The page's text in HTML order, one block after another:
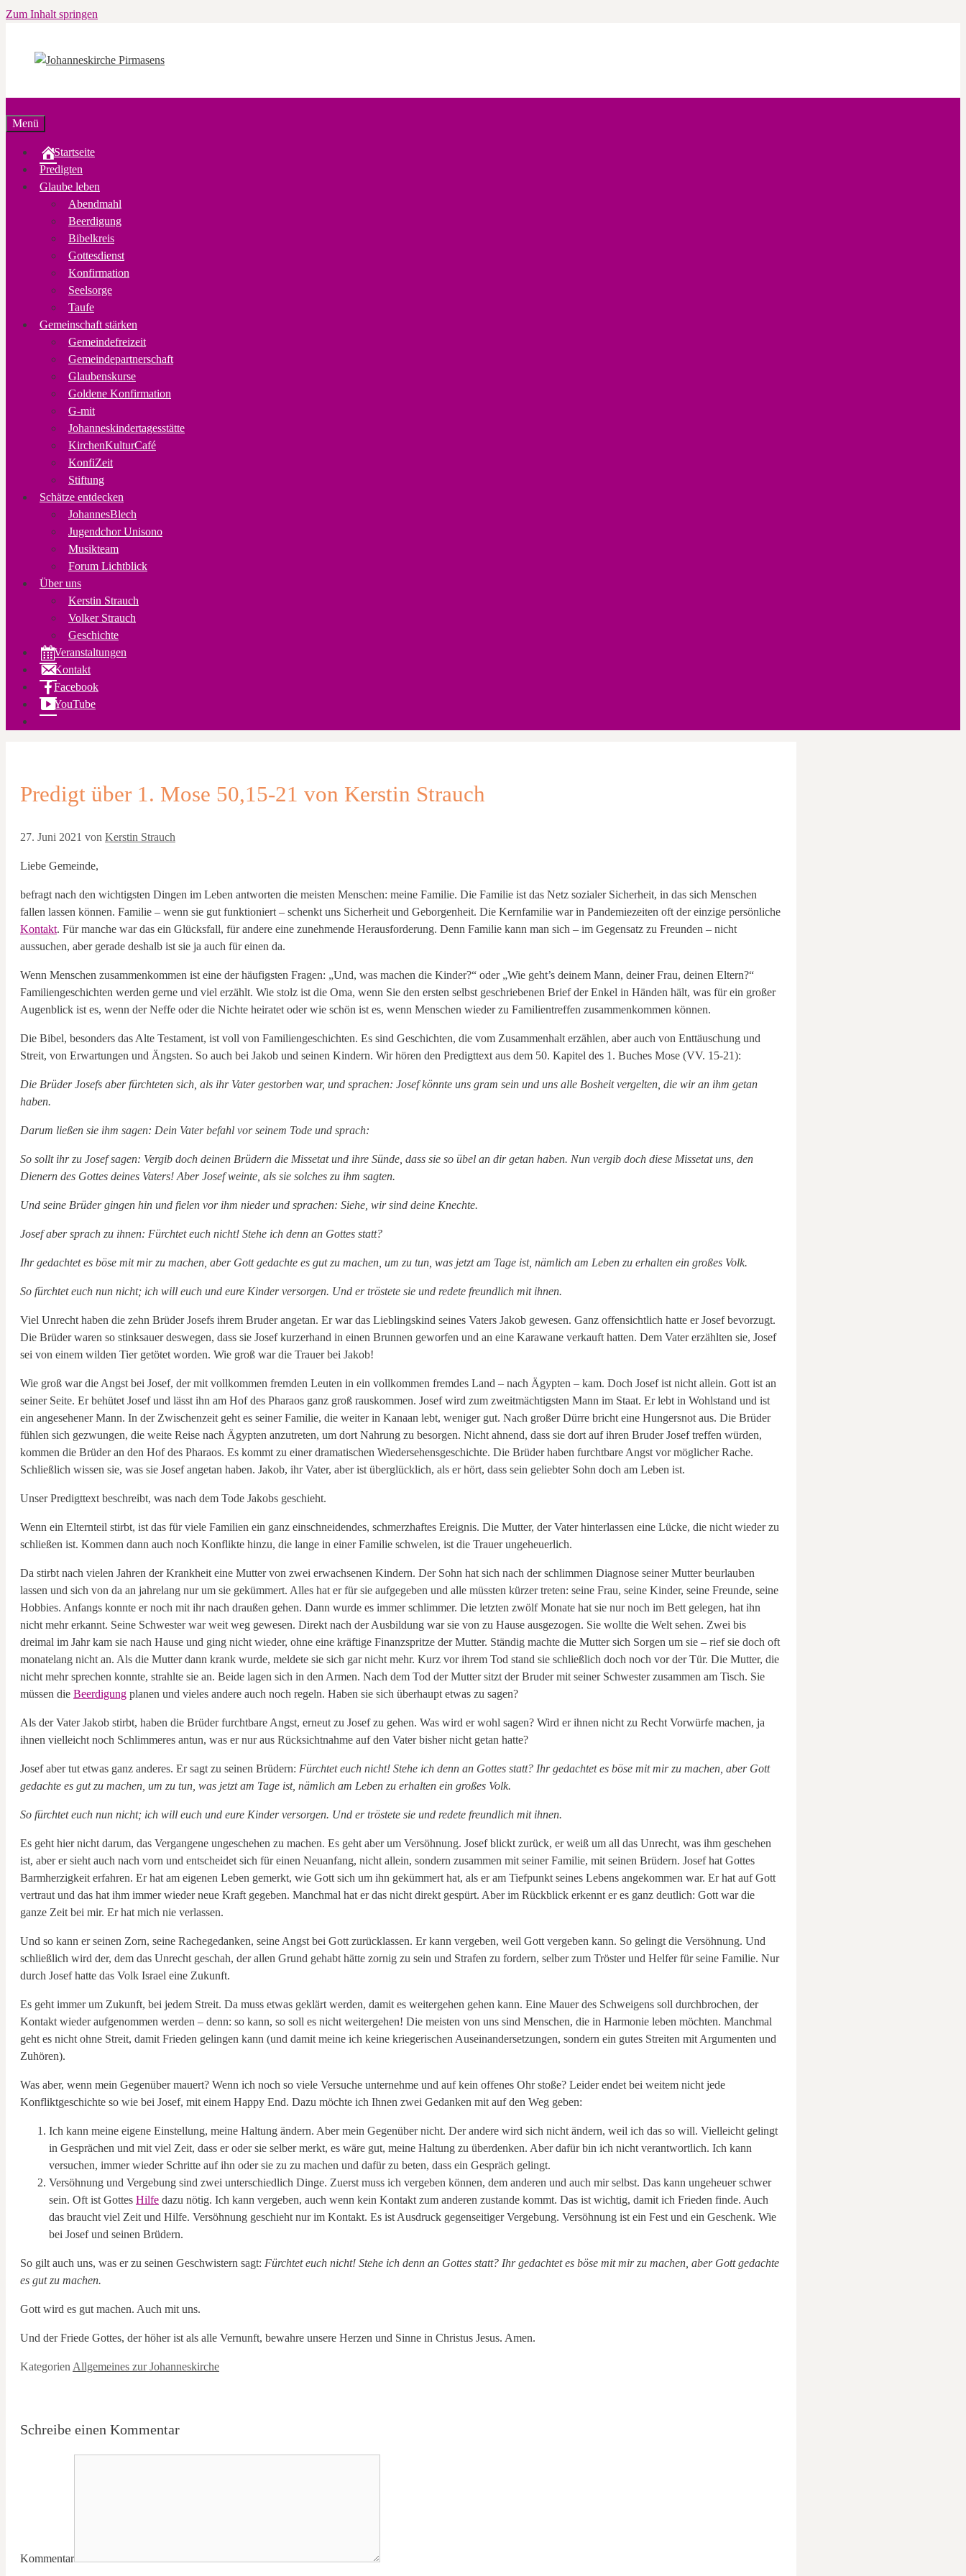
Zum Inhalt springen
Menü
Startseite
Predigten
Glaube leben
Abendmahl
Beerdigung
Bibelkreis
Gottesdienst
Konfirmation
Seelsorge
Taufe
Gemeinschaft stärken
Gemeindefreizeit
Gemeindepartnerschaft
Glaubenskurse
Goldene Konfirmation
G-mit
Johanneskindertagesstätte
KirchenKulturCafé
KonfiZeit
Stiftung
Schätze entdecken
JohannesBlech
Jugendchor Unisono
Musikteam
Forum Lichtblick
Über uns
Kerstin Strauch
Volker Strauch
Geschichte
Veranstaltungen
Kontakt
Facebook
YouTube
Predigt über 1. Mose 50,15-21 von Kerstin Strauch
27. Juni 2021 von Kerstin Strauch
Liebe Gemeinde,
befragt nach den wichtigsten Dingen im Leben antworten die meisten Menschen: meine Familie. Die Familie ist das Netz sozialer Sicherheit, in das sich Menschen
fallen lassen können. Familie – wenn sie gut funktioniert – schenkt uns Sicherheit und Geborgenheit. Die Kernfamilie war in Pandemiezeiten oft der einzige persönliche
Kontakt. Für manche war das ein Glücksfall, für andere eine zunehmende Herausforderung. Denn Familie kann man sich – im Gegensatz zu Freunden – nicht
aussuchen, aber gerade deshalb ist sie ja auch für einen da.
Wenn Menschen zusammenkommen ist eine der häufigsten Fragen: „Und, was machen die Kinder?“ oder „Wie geht’s deinem Mann, deiner Frau, deinen Eltern?“
Familiengeschichten werden gerne und viel erzählt. Wie stolz ist die Oma, wenn Sie den ersten selbst geschriebenen Brief der Enkel in Händen hält, was für ein großer
Augenblick ist es, wenn der Neffe oder die Nichte heiratet oder wie schön ist es, wenn Menschen wieder zu Familientreffen zusammenkommen können.
Die Bibel, besonders das Alte Testament, ist voll von Familiengeschichten. Es sind Geschichten, die vom Zusammenhalt erzählen, aber auch von Enttäuschung und
Streit, von Erwartungen und Ängsten. So auch bei Jakob und seinen Kindern. Wir hören den Predigttext aus dem 50. Kapitel des 1. Buches Mose (VV. 15-21):
Die Brüder Josefs aber fürchteten sich, als ihr Vater gestorben war, und sprachen: Josef könnte uns gram sein und uns alle Bosheit vergelten, die wir an ihm getan
haben.
Darum ließen sie ihm sagen: Dein Vater befahl vor seinem Tode und sprach:
So sollt ihr zu Josef sagen: Vergib doch deinen Brüdern die Missetat und ihre Sünde, dass sie so übel an dir getan haben. Nun vergib doch diese Missetat uns, den
Dienern des Gottes deines Vaters! Aber Josef weinte, als sie solches zu ihm sagten.
Und seine Brüder gingen hin und fielen vor ihm nieder und sprachen: Siehe, wir sind deine Knechte.
Josef aber sprach zu ihnen: Fürchtet euch nicht! Stehe ich denn an Gottes statt?
Ihr gedachtet es böse mit mir zu machen, aber Gott gedachte es gut zu machen, um zu tun, was jetzt am Tage ist, nämlich am Leben zu erhalten ein großes Volk.
So fürchtet euch nun nicht; ich will euch und eure Kinder versorgen. Und er tröstete sie und redete freundlich mit ihnen.
Viel Unrecht haben die zehn Brüder Josefs ihrem Bruder angetan. Er war das Lieblingskind seines Vaters Jakob gewesen. Ganz offensichtlich hatte er Josef bevorzugt.
Die Brüder waren so stinksauer deswegen, dass sie Josef kurzerhand in einen Brunnen geworfen und an eine Karawane verkauft hatten. Dem Vater erzählten sie, Josef
sei von einem wilden Tier getötet worden. Wie groß war die Trauer bei Jakob!
Wie groß war die Angst bei Josef, der mit vollkommen fremden Leuten in ein vollkommen fremdes Land – nach Ägypten – kam. Doch Josef ist nicht allein. Gott ist an
seiner Seite. Er behütet Josef und lässt ihn am Hof des Pharaos ganz groß rauskommen. Josef wird zum zweitmächtigsten Mann im Staat. Er lebt in Wohlstand und ist
ein angesehener Mann. In der Zwischenzeit geht es seiner Familie, die weiter in Kanaan lebt, weniger gut. Nach großer Dürre bricht eine Hungersnot aus. Die Brüder
fühlen sich gezwungen, die weite Reise nach Ägypten anzutreten, um dort Nahrung zu besorgen. Nicht ahnend, dass sie dort auf ihren Bruder Josef treffen würden,
kommen die Brüder an den Hof des Pharaos. Es kommt zu einer dramatischen Wiedersehensgeschichte. Die Brüder haben furchtbare Angst vor möglicher Rache.
Schließlich wissen sie, was sie Josef angetan haben. Jakob, ihr Vater, aber ist überglücklich, als er hört, dass sein geliebter Sohn doch am Leben ist.
Unser Predigttext beschreibt, was nach dem Tode Jakobs geschieht.
Wenn ein Elternteil stirbt, ist das für viele Familien ein ganz einschneidendes, schmerzhaftes Ereignis. Die Mutter, der Vater hinterlassen eine Lücke, die nicht wieder zu
schließen ist. Kommen dann auch noch Konflikte hinzu, die lange in einer Familie schwelen, ist die Trauer ungeheuerlich.
Da stirbt nach vielen Jahren der Krankheit eine Mutter von zwei erwachsenen Kindern. Der Sohn hat sich nach der schlimmen Diagnose seiner Mutter beurlauben
lassen und sich von da an jahrelang nur um sie gekümmert. Alles hat er für sie aufgegeben und alle müssten kürzer treten: seine Frau, seine Kinder, seine Freunde, seine
Hobbies. Anfangs konnte er noch mit ihr nach draußen gehen. Dann wurde es immer schlimmer. Die letzten zwölf Monate hat sie nur noch im Bett gelegen, hat ihn
nicht mehr erkannt. Seine Schwester war weit weg gewesen. Direkt nach der Ausbildung war sie von zu Hause ausgezogen. Sie wollte die Welt sehen. Zwei bis
dreimal im Jahr kam sie nach Hause und ging nicht wieder, ohne eine kräftige Finanzspritze der Mutter. Ständig machte die Mutter sich Sorgen um sie – rief sie doch oft
monatelang nicht an. Als die Mutter dann krank wurde, meldete sie sich gar nicht mehr. Kurz vor ihrem Tod stand sie schließlich doch noch vor der Tür. Die Mutter, die
nicht mehr sprechen konnte, strahlte sie an. Beide lagen sich in den Armen. Nach dem Tod der Mutter sitzt der Bruder mit seiner Schwester zusammen am Tisch. Sie
müssen die Beerdigung planen und vieles andere auch noch regeln. Haben sie sich überhaupt etwas zu sagen?
Als der Vater Jakob stirbt, haben die Brüder furchtbare Angst, erneut zu Josef zu gehen. Was wird er wohl sagen? Wird er ihnen nicht zu Recht Vorwürfe machen, ja
ihnen vielleicht noch Schlimmeres antun, was er nur aus Rücksichtnahme auf den Vater bisher nicht getan hatte?
Josef aber tut etwas ganz anderes. Er sagt zu seinen Brüdern: Fürchtet euch nicht! Stehe ich denn an Gottes statt? Ihr gedachtet es böse mit mir zu machen, aber Gott
gedachte es gut zu machen, um zu tun, was jetzt am Tage ist, nämlich am Leben zu erhalten ein großes Volk.
So fürchtet euch nun nicht; ich will euch und eure Kinder versorgen. Und er tröstete sie und redete freundlich mit ihnen.
Es geht hier nicht darum, das Vergangene ungeschehen zu machen. Es geht aber um Versöhnung. Josef blickt zurück, er weiß um all das Unrecht, was ihm geschehen
ist, aber er sieht auch nach vorn und entscheidet sich für einen Neuanfang, nicht allein, sondern zusammen mit seiner Familie, mit seinen Brüdern. Josef hat Gottes
Barmherzigkeit erfahren. Er hat am eigenen Leben gemerkt, wie Gott sich um ihn gekümmert hat, als er am Tiefpunkt seines Lebens angekommen war. Er hat auf Gott
vertraut und das hat ihm immer wieder neue Kraft gegeben. Manchmal hat er das nicht direkt gespürt. Aber im Rückblick erkennt er es ganz deutlich: Gott war die
ganze Zeit bei mir. Er hat mich nie verlassen.
Und so kann er seinen Zorn, seine Rachegedanken, seine Angst bei Gott zurücklassen. Er kann vergeben, weil Gott vergeben kann. So gelingt die Versöhnung. Und
schließlich wird der, dem das Unrecht geschah, der allen Grund gehabt hätte zornig zu sein und Strafen zu fordern, selber zum Tröster und Helfer für seine Familie. Nur
durch Josef hatte das Volk Israel eine Zukunft.
Es geht immer um Zukunft, bei jedem Streit. Da muss etwas geklärt werden, damit es weitergehen gehen kann. Eine Mauer des Schweigens soll durchbrochen, der
Kontakt wieder aufgenommen werden – denn: so kann, so soll es nicht weitergehen! Die meisten von uns sind Menschen, die in Harmonie leben möchten. Manchmal
geht es nicht ohne Streit, damit Frieden gelingen kann (und damit meine ich keine kriegerischen Auseinandersetzungen, sondern ein gutes Streiten mit Argumenten und
Zuhören).
Was aber, wenn mein Gegenüber mauert? Wenn ich noch so viele Versuche unternehme und auf kein offenes Ohr stoße? Leider endet bei weitem nicht jede
Konfliktgeschichte so wie bei Josef, mit einem Happy End. Dazu möchte ich Ihnen zwei Gedanken mit auf den Weg geben:
Ich kann meine eigene Einstellung, meine Haltung ändern. Aber mein Gegenüber nicht. Der andere wird sich nicht ändern, weil ich das so will. Vielleicht gelingt
in Gesprächen und mit viel Zeit, dass er oder sie selber merkt, es wäre gut, meine Haltung zu überdenken. Aber dafür bin ich nicht verantwortlich. Ich kann
versuchen, immer wieder Schritte auf ihn oder sie zu zu machen und dafür zu beten, dass ein Gespräch gelingt.
Versöhnung und Vergebung sind zwei unterschiedlich Dinge. Zuerst muss ich vergeben können, dem anderen und auch mir selbst. Das kann ungeheuer schwer
sein. Oft ist Gottes Hilfe dazu nötig. Ich kann vergeben, auch wenn kein Kontakt zum anderen zustande kommt. Das ist wichtig, damit ich Frieden finde. Auch
das braucht viel Zeit und Hilfe. Versöhnung geschieht nur im Kontakt. Es ist Ausdruck gegenseitiger Vergebung. Versöhnung ist ein Fest und ein Geschenk. Wie
bei Josef und seinen Brüdern.
So gilt auch uns, was er zu seinen Geschwistern sagt: Fürchtet euch nicht! Stehe ich denn an Gottes statt? Ihr gedachtet es böse mit mir zu machen, aber Gott gedachte
es gut zu machen.
Gott wird es gut machen. Auch mit uns.
Und der Friede Gottes, der höher ist als alle Vernunft, bewahre unsere Herzen und Sinne in Christus Jesus. Amen.
KategorienAllgemeines zur Johanneskirche
Schreibe einen Kommentar
Kommentar